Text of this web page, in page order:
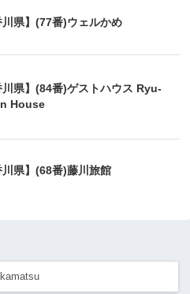
川県】(77番)ウェルかめ
川県】(84番)ゲストハウス Ryu-
House
川県】(68番)藤川旅館